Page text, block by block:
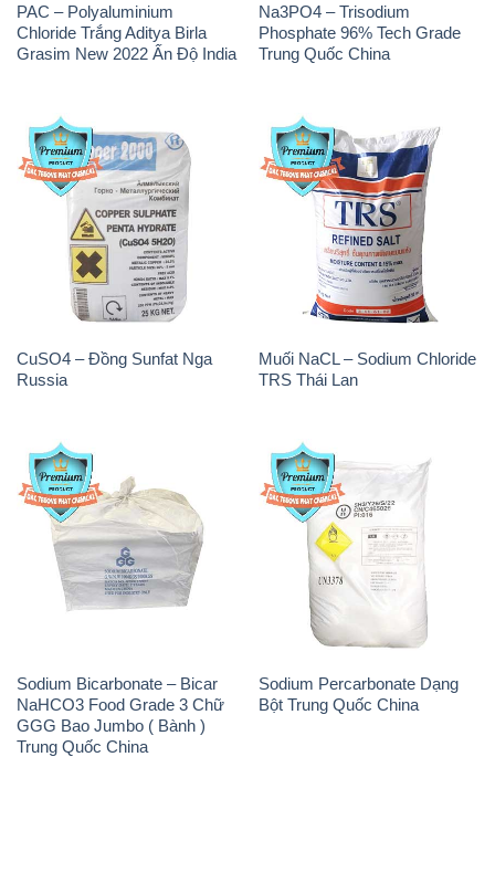
PAC – Polyaluminium
Chloride Trắng Aditya Birla
Grasim New 2022 Ấn Độ India
Na3PO4 – Trisodium
Phosphate 96% Tech Grade
Trung Quốc China
CuSO4 – Đồng Sunfat Nga
Russia
Muối NaCL – Sodium Chloride
TRS Thái Lan
Sodium Bicarbonate – Bicar
NaHCO3 Food Grade 3 Chữ
GGG Bao Jumbo ( Bành )
Trung Quốc China
Sodium Percarbonate Dạng
Bột Trung Quốc China